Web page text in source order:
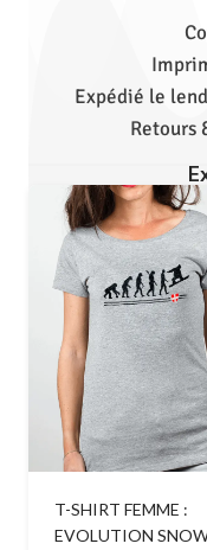
Expédié le
Retours
T-SHIRT FEMME :
EVOLUTION